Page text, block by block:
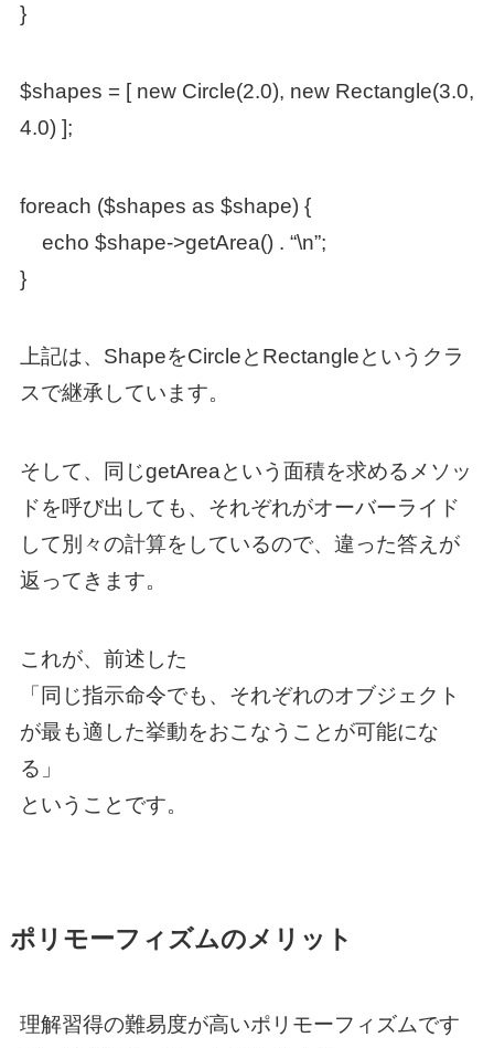
}
$shapes = [ new Circle(2.0), new Rectangle(3.0,
4.0) ];
foreach ($shapes as $shape) {
echo $shape->getArea() . “\n”;
}
上記は、ShapeをCircleとRectangleというクラ
スで継承しています。
そして、同じgetAreaという面積を求めるメソッ
ドを呼び出しても、それぞれがオーバーライド
して別々の計算をしているので、違った答えが
返ってきます。
これが、前述した
「同じ指示命令でも、それぞれのオブジェクト
が最も適した挙動をおこなうことが可能にな
る」
ということです。
ポリモーフィズムのメリット
理解習得の難易度が高いポリモーフィズムです